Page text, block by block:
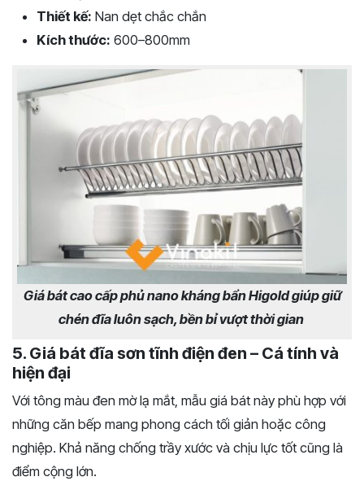
Thiết kế: Nan dẹt chắc chắn
Kích thước: 600–800mm
Giá bát cao cấp phủ nano kháng bẩn Higold giúp giữ
chén đĩa luôn sạch, bền bỉ vượt thời gian
5. Giá bát đĩa sơn tĩnh điện đen – Cá tính và
hiện đại
Với tông màu đen mờ lạ mắt, mẫu giá bát này phù hợp với
những căn bếp mang phong cách tối giản hoặc công
nghiệp. Khả năng chống trầy xước và chịu lực tốt cũng là
điểm cộng lớn.